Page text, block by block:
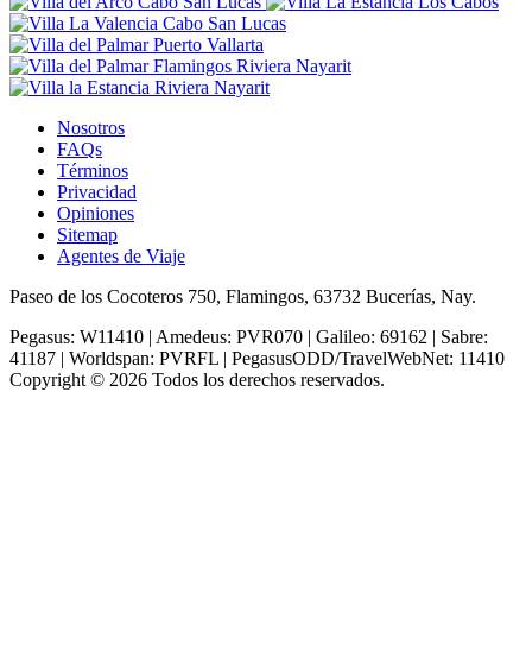
Nosotros
FAQs
Términos
Privacidad
Opiniones
Sitemap
Agentes de Viaje
Paseo de los Cocoteros 750, Flamingos, 63732 Bucerías, Nay.
Pegasus: W11410 | Amedeus: PVR070 | Galileo: 69162 | Sabre:
41187 | Worldspan: PVRFL | PegasusODD/TravelWebNet: 11410
Copyright © 2026 Todos los derechos reservados.